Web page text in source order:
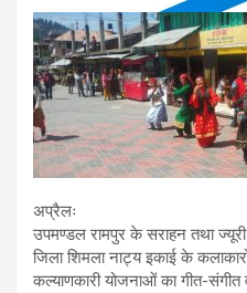
अप्रैलः
उपमण्डल रामपुर के सराहन तथा
जिला शिमला नाट्य इकाई के
कल्याणकारी योजनाओं का गीत-